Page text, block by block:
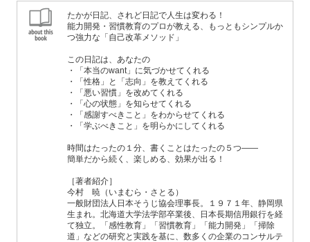
たかが日記、されど日記で人生は変わる！
能力開発・習慣教育のプロが教える、もっともシンプルか
つ強力な「自己改革メソッド」
この日記は、あなたの
・「本当のwant」に気づかせてくれる
・「性格」と「志向」を教えてくれる
・「悪い習慣」を改めてくれる
・「心の状態」を知らせてくれる
・「感謝すべきこと」をわからせてくれる
・「学ぶべきこと」を明らかにしてくれる
時間はたったの１分、書くことはたったの５つ――
簡単だから続く、楽しめる、効果が出る！
［著者紹介］
今村 暁（いまむら・さとる）
一般財団法人日本そうじ協会理事長。１９７１年、静岡県
生まれ。北海道大学法学部卒業後、日本長期信用銀行を経
て独立。「感性教育」「習慣教育」「能力開発」「掃除
道」などの研究と実践を基に、数多くの企業のコンサルテ